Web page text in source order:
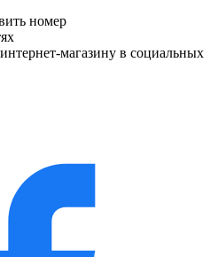
номер
магазину в социальных